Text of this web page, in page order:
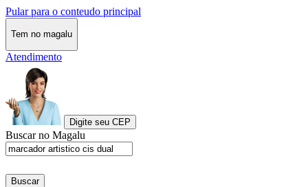
Pular para o conteudo principal
Tem no magalu
Atendimento
Digite seu CEP
Buscar no Magalu
Buscar